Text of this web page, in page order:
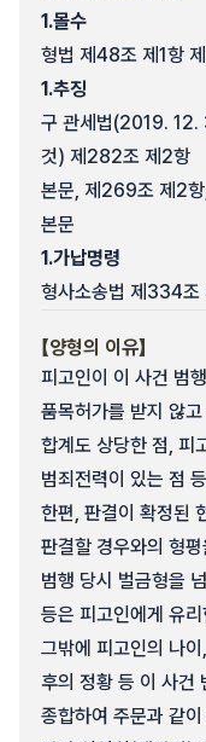
1.몰수
형법 제48조 제1항
1.추징
구 관세법(2019. 12.
것) 제282조 제2항
본문, 제269조 제2
본문
1.가납명령
형사소송법 제334조
【양형의 이유】
피고인이 이 사건 범
품목허가를 받지 않
합계도 상당한 점, 피
범죄전력이 있는 점
한편, 판결이 확정된
판결할 경우와의 형
범행 당시 벌금형을
등은 피고인에게 유
그밖에 피고인의 나
후의 정황 등 이 사건
종합하여 주문과 같